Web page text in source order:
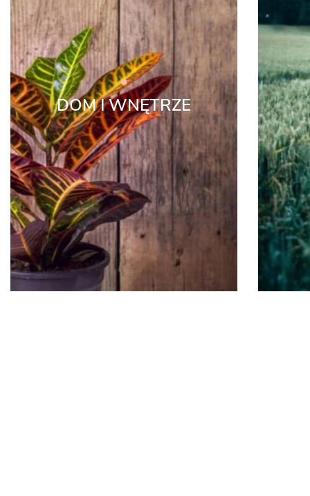
DOM I WNĘTRZE